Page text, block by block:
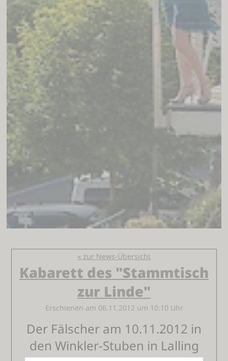
« zur News-Übersicht
Kabarett des "Stammtisch
zur Linde"
Erschienen am 06.11.2012 um 10:10 Uhr
Der Fälscher am 10.11.2012 in
den Winkler-Stuben in Lalling